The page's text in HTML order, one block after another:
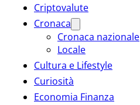
Criptovalute
Cronaca
Cronaca nazionale
Locale
Cultura e Lifestyle
Curiosità
Economia Finanza